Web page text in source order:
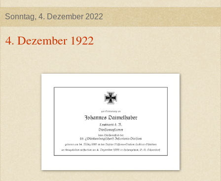
Sonntag, 4. Dezember 2022
4. Dezember 1922